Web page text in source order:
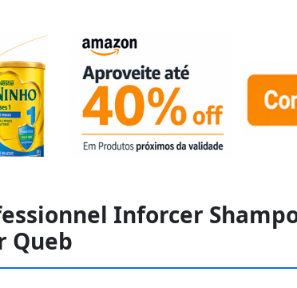
Inforcer
Queb